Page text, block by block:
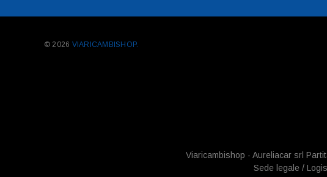
© 2026 VIARICAMBISHOP.
Viaricambishop - Aureliacar srl
Sede legale /